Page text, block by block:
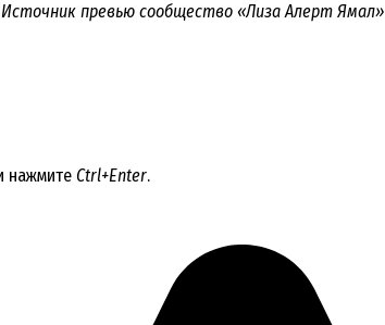
Источник превью сообщество «Лиза Алерт Ямал»
нажмите Ctrl+Enter.